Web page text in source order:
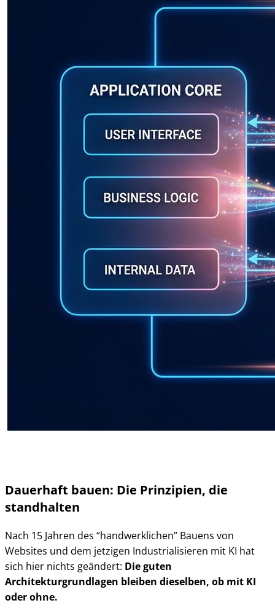
Dauerhaft bauen: Die Prinzipien, die
standhalten
Nach 15 Jahren des “handwerklichen” Bauens von
Websites und dem jetzigen Industrialisieren mit KI hat
sich hier nichts geändert: Die guten
Architekturgrundlagen bleiben dieselben, ob mit KI
oder ohne.